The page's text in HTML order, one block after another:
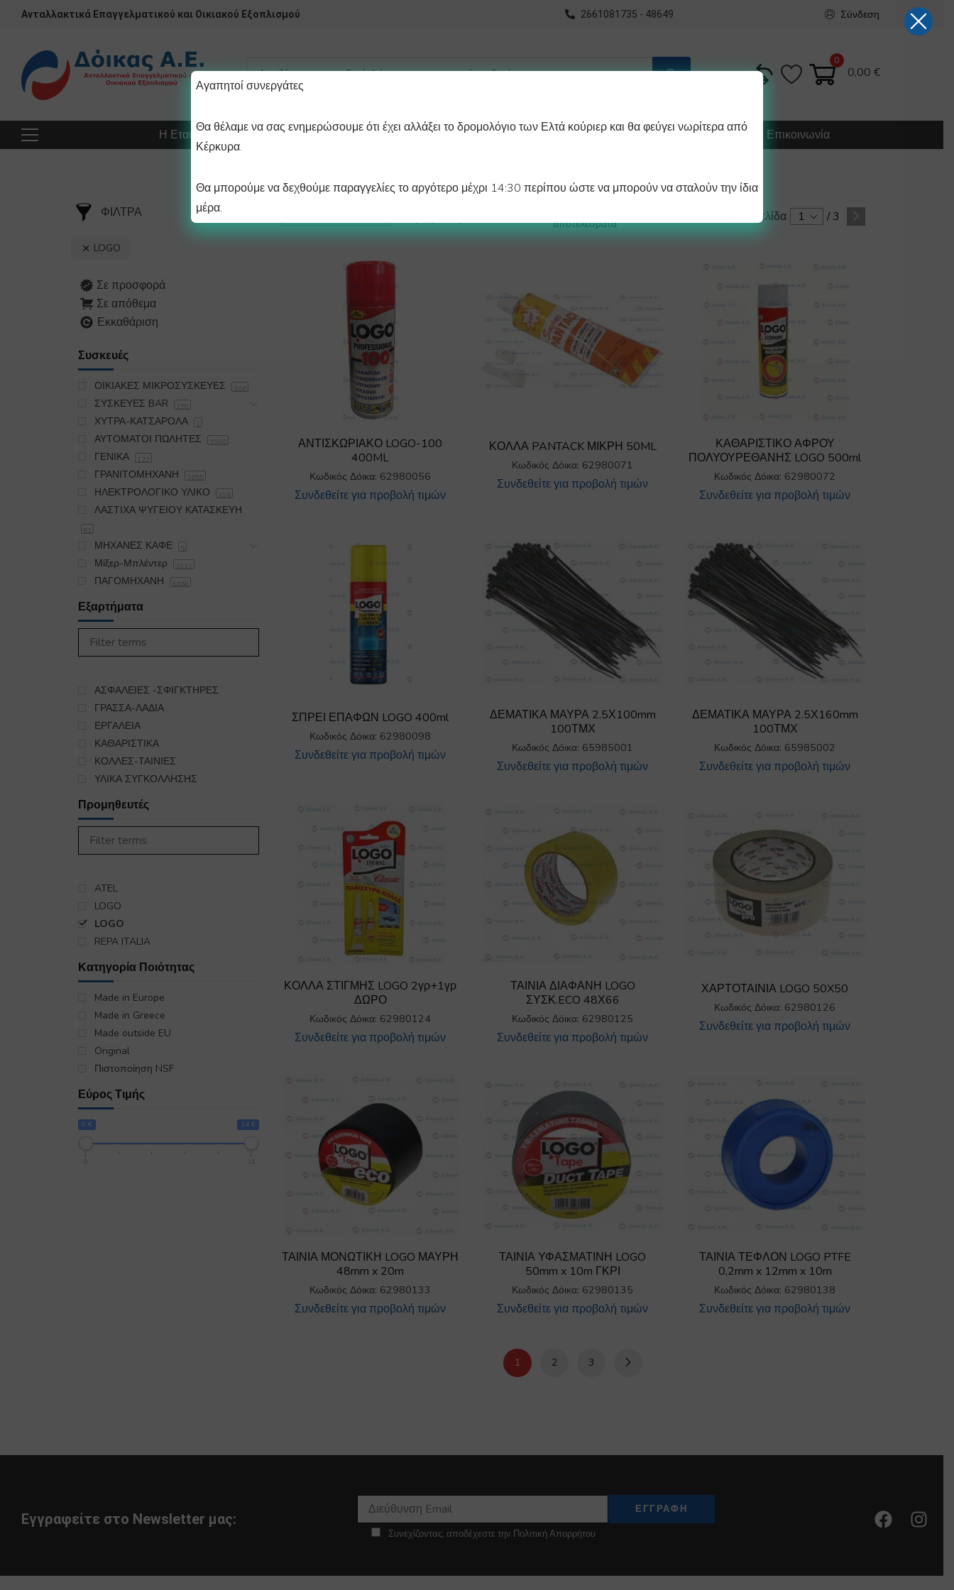
Ανταλλακτικά Επαγγελματικού και Οικιακού Εξοπλισμού 2661081735 - 48649 Σύνδεση
0
0,00€
Η Εταιρεία Προϊόντα Προχωρημένη Αναζήτηση Διαγράμματα Λάστιχα Ψυγείου Κατασκευή Οδηγίες Επικοινωνία
ΦΙΛΤΡΑ
LOGO
Σε προσφορά
Σε απόθεμα
Εκκαθάριση
Συσκευές
ΟΙΚΙΑΚΕΣ ΜΙΚΡΟΣΥΣΚΕΥΕΣ 366
ΣΥΣΚΕΥΕΣ BAR 159
ΧΥΤΡΑ-ΚΑΤΣΑΡΟΛΑ 1
ΑΥΤΟΜΑΤΟΙ ΠΩΛΗΤΕΣ 1990
ΓΕΝΙΚΑ 122
ΓΡΑΝΙΤΟΜΗΧΑΝΗ 1655
ΗΛΕΚΤΡΟΛΟΓΙΚΟ ΥΛΙΚΟ 326
ΛΑΣΤΙΧΑ ΨΥΓΕΙΟΥ ΚΑΤΑΣΚΕΥΗ
61
ΜΗΧΑΝΕΣ ΚΑΦΕ 5
Μίξερ-Μπλέντερ 1011
ΠΑΓΟΜΗΧΑΝΗ 6468
ΠΛΥΝΤΗΡΙΟ
ΣΙΔΕΡΩΤΗΡΙΟ
985
ΨΥΞΗ-ΘΕΡΜΑΝΣΗ 16
ΕΞΑΡΤΗΜΑΤΑ ΣΥΝΔΕΣΗΣ
ΥΓΡΑΕΡΙΟΥ-GAS
Εξαρτήματα
ΑΣΦΑΛΕΙΕΣ -ΣΦΙΓΚΤΗΡΕΣ
ΓΡΑΣΣΑ-ΛΑΔΙΑ
ΕΡΓΑΛΕΙΑ
ΚΑΘΑΡΙΣΤΙΚΑ
ΚΟΛΛΕΣ-ΤΑΙΝΙΕΣ
ΥΛΙΚΑ ΣΥΓΚΟΛΛΗΣΗΣ
Προμηθευτές
ATEL
LOGO
LOGO
REPA ITALIA
Κατηγορία Ποιότητας
Made in Europe
Made in Greece
Made outside EU
Original
Πιστοποίηση NSF
Εύρος Τιμής
0 € 14 €
αποτελέσματα
Σελίδα 1 /3
ΑΝΤΙΣΚΩΡΙΑΚΟ LOGO-100
400ML
Κωδικός Δόικα: 62980056
Συνδεθείτε για προβολή τιμών
ΚΟΛΛΑ PANTACK ΜΙΚΡΗ 50ML
Κωδικός Δόικα: 62980071
Συνδεθείτε για προβολή τιμών
ΚΑΘΑΡΙΣΤΙΚΟ ΑΦΡΟΥ
ΠΟΛΥΟΥΡΕΘΑΝΗΣ LOGO 500ml
Κωδικός Δόικα: 62980072
Συνδεθείτε για προβολή τιμών
ΣΠΡΕΙ ΕΠΑΦΩΝ LOGO 400ml
Κωδικός Δόικα: 62980098
Συνδεθείτε για προβολή τιμών
ΔΕΜΑΤΙΚΑ ΜΑΥΡΑ 2.5Χ100mm
100ΤΜΧ
Κωδικός Δόικα: 65985001
Συνδεθείτε για προβολή τιμών
ΔΕΜΑΤΙΚΑ ΜΑΥΡΑ 2.5Χ160mm
100ΤΜΧ
Κωδικός Δόικα: 65985002
Συνδεθείτε για προβολή τιμών
ΚΟΛΛΑ ΣΤΙΓΜΗΣ LOGO 2γρ+1γρ
ΔΩΡΟ
Κωδικός Δόικα: 62980124
Συνδεθείτε για προβολή τιμών
ΤΑΙΝΙΑ ΔΙΑΦΑΝΗ LOGO
ΣΥΣΚ.ECO 48Χ66
Κωδικός Δόικα: 62980125
Συνδεθείτε για προβολή τιμών
ΧΑΡΤΟΤΑΙΝΙΑ LOGO 50X50
Κωδικός Δόικα: 62980126
Συνδεθείτε για προβολή τιμών
ΤΑΙΝΙΑ ΜΟΝΩΤΙΚΗ LOGO ΜΑΥΡΗ
48mm x 20m
Κωδικός Δόικα: 62980133
Συνδεθείτε για προβολή τιμών
ΤΑΙΝΙΑ ΥΦΑΣΜΑΤΙΝΗ LOGO
50mm x 10m ΓΚΡΙ
Κωδικός Δόικα: 62980135
Συνδεθείτε για προβολή τιμών
ΤΑΙΝΙΑ ΤΕΦΛΟΝ LOGO PTFE
0,2mm x 12mm x 10m
Κωδικός Δόικα: 62980138
Συνδεθείτε για προβολή τιμών
1 2 3
Εγγραφείτε στο Newsletter μας:
Συνεχίζοντας, αποδέχεστε την Πολιτική Απορρήτου
Αγαπητοί συνεργάτες
Θα θέλαμε να σας ενημερώσουμε ότι έχει αλλάξει το δρομολόγιο των Ελτά κούριερ και θα φεύγει νωρίτερα από
Κέρκυρα.
Θα μπορούμε να δεχθούμε παραγγελίες το αργότερο μέχρι 14:30 περίπου ώστε να μπορούν να σταλούν την ίδια
μέρα.